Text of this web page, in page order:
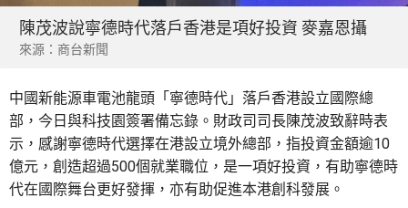
陳茂波說寧德時代落戶香港是項好投資 麥嘉恩攝
來源：商台新聞
中國新能源車電池龍頭「寧德時代」落戶香港設立國際總
部，今日與科技園簽署備忘錄。財政司司長陳茂波致辭時表
示，感謝寧德時代選擇在港設立境外總部，指投資金額逾10
億元，創造超過500個就業職位，是一項好投資，有助寧德時
代在國際舞台更好發揮，亦有助促進本港創科發展。